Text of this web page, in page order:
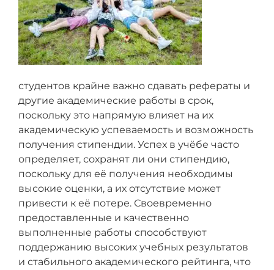
студентов крайне важно сдавать рефераты и
другие академические работы в срок,
поскольку это напрямую влияет на их
академическую успеваемость и возможность
получения стипендии. Успех в учёбе часто
определяет, сохранят ли они стипендию,
поскольку для её получения необходимы
высокие оценки, а их отсутствие может
привести к её потере. Своевременно
предоставленные и качественно
выполненные работы способствуют
поддержанию высоких учебных результатов
и стабильного академического рейтинга, что